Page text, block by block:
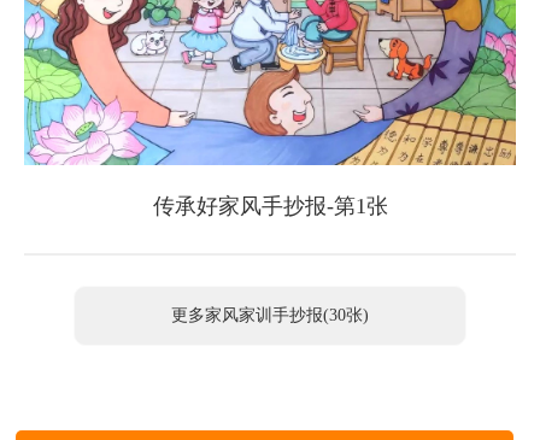
传承好家风手抄报-第1张
更多家风家训手抄报(30张)